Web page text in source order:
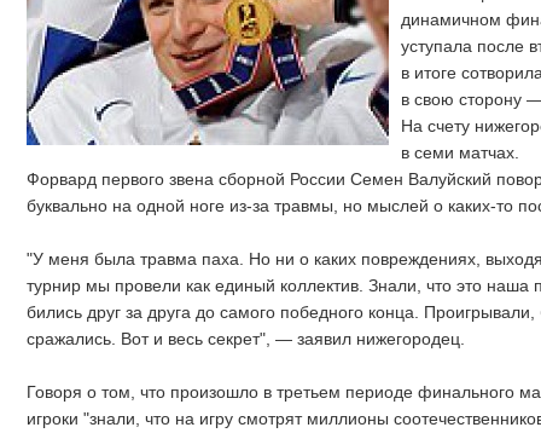
динамичном
уступала после
в итоге
в свою сторону
На счету
в семи матчах.
Форвард первого звена сборной России Семен Валуйский
буквально на одной ноге из-за травмы, но мыслей о каких-то
"У меня была травма паха. Но ни о каких повреждениях,
турнир мы провели как единый коллектив. Знали, что это наша
бились друг за друга до самого победного конца.
сражались. Вот и весь секрет", — заявил нижегородец.
Говоря о том, что произошло в третьем периоде финального
игроки "знали, что на игру смотрят миллионы